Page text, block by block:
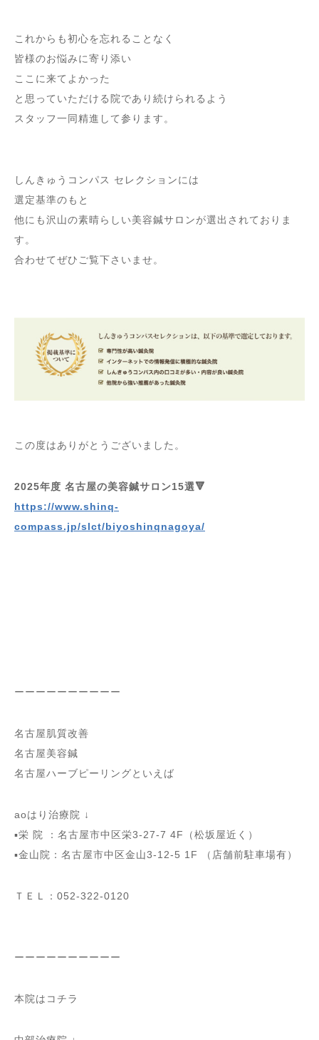
これからも初心を忘れることなく
皆様のお悩みに寄り添い
ここに来てよかった
と思っていただける院であり続けられるよう
スタッフ一同精進して参ります。
しんきゅうコンパス セレクションには
選定基準のもと
他にも沢山の素晴らしい美容鍼サロンが選出されておりま
す。
合わせてぜひご覧下さいませ。
この度はありがとうございました。
2025年度 名古屋の美容鍼サロン15選🔻
https://www.shinq-
compass.jp/slct/biyoshinqnagoya/
ーーーーーーーーーー
名古屋肌質改善
名古屋美容鍼
名古屋ハーブピーリングといえば
aoはり治療院 ↓
▪️栄 院 ：名古屋市中区栄3-27-7 4F（松坂屋近く）
▪️金山院：名古屋市中区金山3-12-5 1F （店舗前駐車場有）
ＴＥＬ：052-322-0120
ーーーーーーーーーー
本院はコチラ